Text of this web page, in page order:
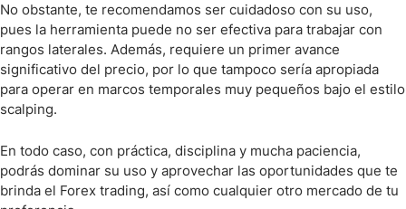
No obstante, te recomendamos ser cuidadoso con su uso,
pues la herramienta puede no ser efectiva para trabajar con
rangos laterales. Además, requiere un primer avance
significativo del precio, por lo que tampoco sería apropiada
para operar en marcos temporales muy pequeños bajo el estilo
scalping.
En todo caso, con práctica, disciplina y mucha paciencia,
podrás dominar su uso y aprovechar las oportunidades que te
brinda el Forex trading, así como cualquier otro mercado de tu